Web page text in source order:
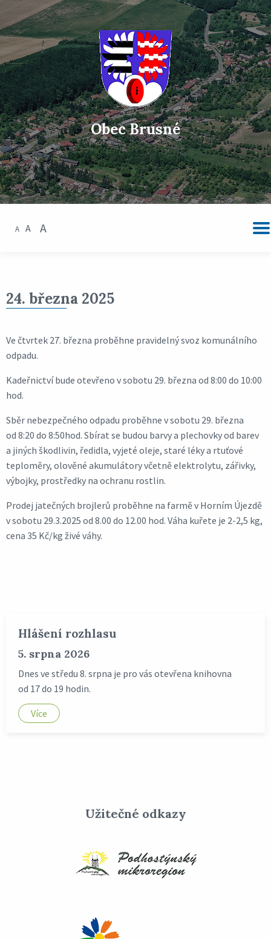
Obec Brusné
A A A
24. března 2025
Ve čtvrtek 27. března proběhne pravidelný svoz komunálního
odpadu.
Kadeřnictví bude otevřeno v sobotu 29. března od 8:00 do 10:00
hod.
Sběr nebezpečného odpadu proběhne v sobotu 29. března
od 8:20 do 8:50hod. Sbírat se budou barvy a plechovky od barev
a jiných škodlivin, ředidla, vyjeté oleje, staré léky a rtuťové
teploměry, olověné akumulátory včetně elektrolytu, zářivky,
výbojky, prostředky na ochranu rostlin.
Prodej jatečných brojlerů proběhne na farmě v Horním Újezdě
v sobotu 29.3.2025 od 8.00 do 12.00 hod. Váha kuřete je 2-2,5 kg,
cena 35 Kč/kg živé váhy.
Hlášení rozhlasu
5. srpna 2026
Dnes ve středu 8. srpna je pro vás otevřena knihovna
od 17 do 19 hodin.
Více
Užitečné odkazy